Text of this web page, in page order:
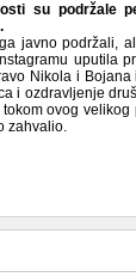
su podržale
javno podržali,
uputila
Nikola i
i ozdravljenje
ovog
zahvalio.